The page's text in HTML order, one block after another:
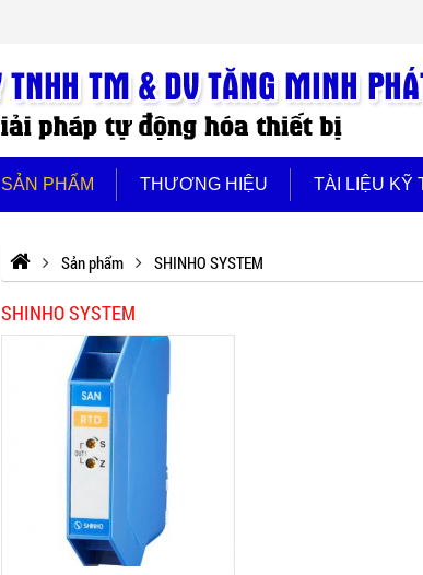
SẢN PHẨM THƯƠNG HIỆU TÀI LIỆU KỸ
Sản phẩm SHINHO SYSTEM
SHINHO SYSTEM